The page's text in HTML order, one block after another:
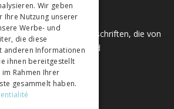
für Bücher und Zeitschriften, die von
Bereich der Geistes- und
werden.
Wir geben
Ihre Nutzung unserer
Werbe- und
die diese
anderen Informationen
ihnen bereitgestellt
Rahmen Ihrer
gesammelt haben.